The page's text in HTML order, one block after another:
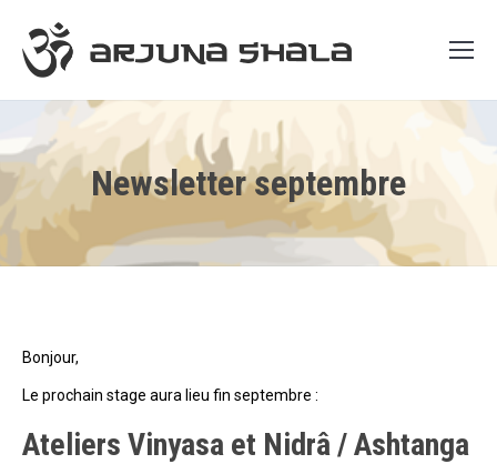
Newsletter septembre
Bonjour,
Le prochain stage aura lieu fin septembre :
Ateliers Vinyasa et Nidrâ / Ashtanga